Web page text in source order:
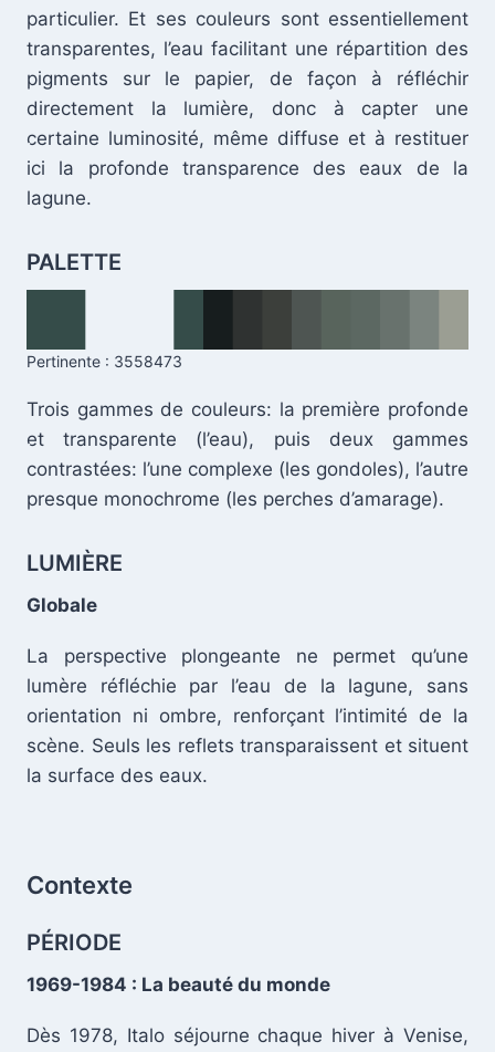
particulier. Et ses couleurs sont essentiellement
transparentes, l’eau facilitant une répartition des
pigments sur le papier, de façon à réfléchir
directement la lumière, donc à capter une
certaine luminosité, même diffuse et à restituer
ici la profonde transparence des eaux de la
lagune.
.
PALETTE
Pertinente : 3558473
Trois gammes de couleurs: la première profonde
et transparente (l’eau), puis deux gammes
contrastées: l’une complexe (les gondoles), l’autre
presque monochrome (les perches d’amarage).
.
LUMIÈRE
Globale
La perspective plongeante ne permet qu’une
lumère réfléchie par l’eau de la lagune, sans
orientation ni ombre, renforçant l’intimité de la
scène. Seuls les reflets transparaissent et situent
la surface des eaux.
Contexte
PÉRIODE
1969-1984 : La beauté du monde
Dès 1978, Italo séjourne chaque hiver à Venise,